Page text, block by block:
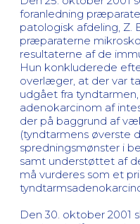
foranledning
patologisk afdeling,
præparaterne
resultaterne af de
Hun konkluderede
overlæger, at der var
udgået fra tyndtarmen,
adenokarcinom af
der på baggrund af
(tyndtarmens øverste
spredningsmønster i
samt understøttet af
må vurderes som et
Den 30. oktober 2001